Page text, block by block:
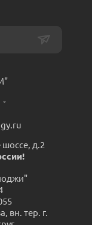
д.2
вн. тер. г.